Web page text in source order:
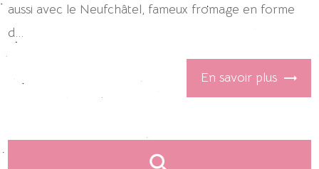
aussi avec le Neufchâtel, fameux fromage en forme
d...
En savoir plus